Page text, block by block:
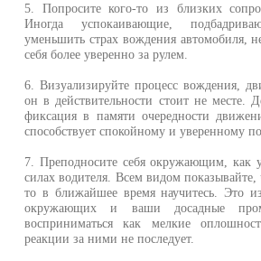
5. Попросите кого-то из близких
Иногда успокаивающие,
уменьшить страх вождения автомобиля,
себя более уверенно за рулем.
6. Визуализируйте процесс вождения,
он в действительности стоит не месте.
фиксация в памяти очередности
способствует спокойному и уверенному
7. Преподносите себя окружающим, как
силах водителя. Всем видом показывайте,
то в ближайшее время научитесь. Это
окружающих и ваши досадные
восприниматься как мелкие
реакции за ними не последует.